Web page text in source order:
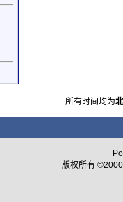
所有时间均为
版权所有